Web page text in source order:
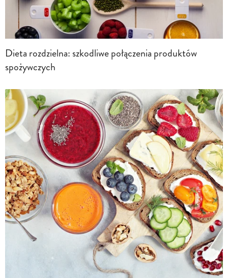
Dieta rozdzielna: szkodliwe połączenia produktów
spożywczych